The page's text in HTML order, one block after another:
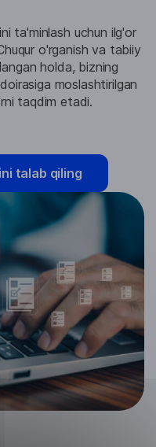
ta'minlash uchun ilg'or
o'rganish va tabiiy
holda, bizning
moslashtirilgan
taqdim etadi.
talab qiling